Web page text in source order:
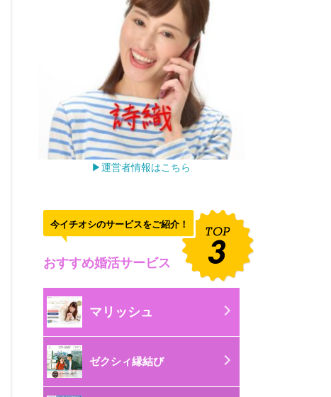
▶運営者情報はこちら
今イチオシのサービスをご紹介！
おすすめ婚活サービス
マリッシュ
ゼクシィ縁結び